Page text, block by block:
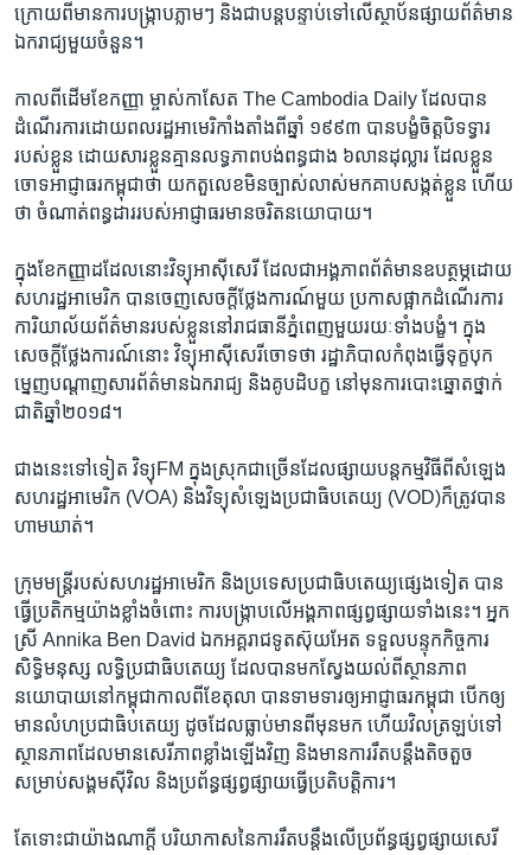
ក្រោយ​ពី​មាន​ការ​បង្ក្រាប​ភ្លាមៗ​ ​និង​ជា​បន្ត​បន្ទាប់​ទៅ​លើ​ស្ថាប័ន​ផ្សាយ​ព័ត៌មាន​
ឯករាជ្យ​មួយ​ចំនួន។​
កាល​ពីដើម​ខែ​កញ្ញា​ ម្ចាស់កាសែត​ ​The Cambodia Daily​ ​ដែល​បាន​
ដំណើរការ​ដោយ​ពលរដ្ឋ​អាមេរិកាំង​តាំង​ពី​ឆ្នាំ​ ១៩៩៣​ បាន​បង្ខំចិត្ត​បិទ​ទ្វារ​
របស់​ខ្លួន​ ដោយសារ​ខ្លួន​គ្មាន​លទ្ធភាព​បង់​ពន្ធ​ជាង ៦​លាន​ដុល្លារ​ ដែល​ខ្លួន​
ចោទអាជ្ញាធរ​កម្ពុជា​ថា​ យក​តួលេខ​មិន​ច្បាស់​លាស់​មក​គាបសង្កត់​ខ្លួន​ ហើយ​
ថា​ ចំណាត់​ពន្ធដារ​របស់​អាជ្ញាធរ​មាន​ចរិត​នយោបាយ។
ក្នុងខែ​កញ្ញាដដែល​នោះ​វិទ្យុ​អាស៊ីសេរី​ ​ដែល​ជា​អង្គភាព​ព័ត៌មាន​ឧបត្ថម្ភ​ដោយ​
សហរដ្ឋ​អាមេរិក​ បាន​ចេញ​សេចក្តី​ថ្លែង​ការណ៍​មួយ​ ​ប្រកាស​ផ្អាក​ដំណើរ​ការ​
ការិយាល័យ​ព័ត៌មាន​របស់​ខ្លួន​នៅ​រាជធានី​ភ្នំពេញ​មួយ​រយៈ​ទាំង​បង្ខំ។​ ក្នុង​
សេចក្តី​ថ្លែង​ការណ៍​នោះ ​វិទ្យុ​អាស៊ីសេរី​ចោទ​ថា ​រដ្ឋាភិបាល​កំពុង​ធ្វើ​ទុក្ខ​បុក
ម្នេញ​បណ្ដាញ​សារព័ត៌មាន​ឯករាជ្យ​ និង​គូ​បដិបក្ខ ​នៅ​មុន​ការបោះឆ្នោត​ថ្នាក់​
ជាតិ​ឆ្នាំ​២០១៨​។​
ជាង​នេះទៅទៀត​ ​វិទ្យុFM​ ​ក្នុង​ស្រុក​ជាច្រើន​ដែល​ផ្សាយ​បន្ត​កម្មវិធី​ពី​សំឡេង​
សហរដ្ឋ​អាមេរិក (VOA) និង​វិទ្យុ​សំឡេង​ប្រជាធិបតេយ្យ​ ​(VOD)​ក៏​ត្រូវ​បាន​
ហាមឃាត់។​
ក្រុម​មន្ត្រី​របស់​សហរដ្ឋ​អាមេរិក​ ​និង​ប្រទេស​ប្រជាធិបតេយ្យ​ផ្សេងទៀត​ ​បាន​
ធ្វើ​ប្រតិកម្ម​យ៉ាង​ខ្លាំង​ចំពោះ​ ការ​បង្ក្រាប​លើ​អង្គភាព​ផ្សព្វផ្សាយ​ទាំងនេះ។ អ្នក
ស្រី​ ​Annika Ben David​ ​ឯកអគ្គរាជ​ទូត​ស៊ុយអែត​ ​ទទួល​បន្ទុក​កិច្ចការ​
សិទ្ធិ​មនុស្ស​ ​លទ្ធិ​ប្រជាធិបតេយ្យ​ ដែល​បាន​មក​ស្វែងយល់​ពី​ស្ថានភាព​
នយោបាយ​នៅ​កម្ពុជា​កាលពី​ខែ​តុលា បាន​ទាមទារ​ឲ្យ​អាជ្ញាធរ​កម្ពុជា​ បើក​ឲ្យ​
មាន​លំហ​ប្រជាធិបតេយ្យ​ ដូច​ដែល​ធ្លាប់​មាន​ពី​មុន​មក​ ហើយ​វិល​ត្រឡប់​ទៅ​
ស្ថានភាព​ដែល​មាន​សេរីភាព​ខ្លាំង​ឡើង​វិញ​ ​និង​មាន​ការ​រឹត​បន្តឹង​តិចតួច​
សម្រាប់​សង្គម​ស៊ីវិល​ និង​ប្រព័ន្ធ​ផ្សព្វផ្សាយ​ធ្វើ​ប្រតិបត្តិការ។​
តែ​ទោះជា​យ៉ាង​ណា​ក្តី​ ​បរិយាកាស​នៃ​ការ​រឹត​បន្តឹង​លើ​ប្រព័ន្ធ​ផ្សព្វផ្សាយ​សេរី​